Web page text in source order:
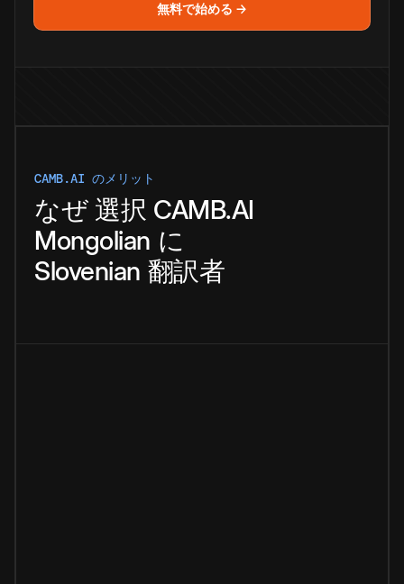
無料で始める →
CAMB.AI のメリット
なぜ 選択 CAMB.AI
Mongolian に
Slovenian 翻訳者